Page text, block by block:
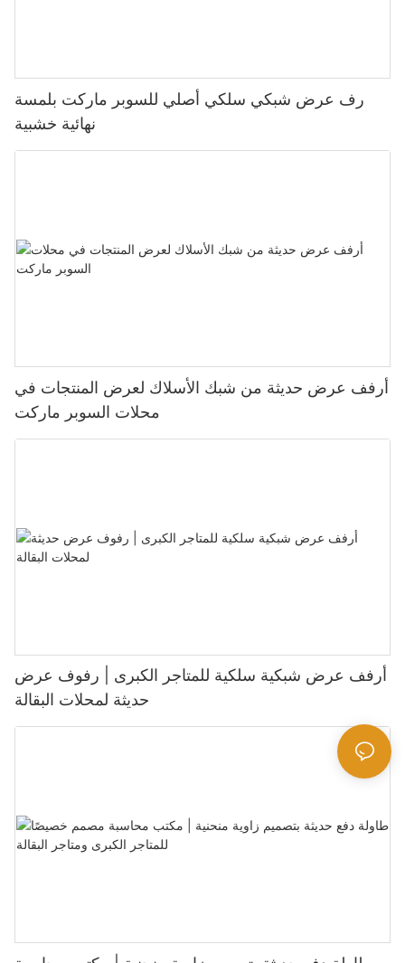
رف عرض شبكي سلكي أصلي للسوبر ماركت بلمسة
نهائية خشبية
أرفف عرض حديثة من شبك الأسلاك لعرض المنتجات في
محلات السوبر ماركت
أرفف عرض شبكية سلكية للمتاجر الكبرى | رفوف عرض
حديثة لمحلات البقالة